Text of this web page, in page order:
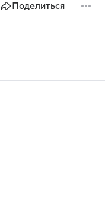
Поделиться